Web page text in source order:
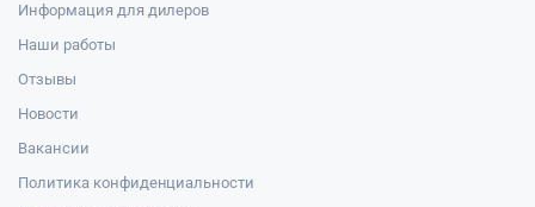
Информация для дилеров
Наши работы
Отзывы
Новости
Вакансии
Политика конфиденциальности